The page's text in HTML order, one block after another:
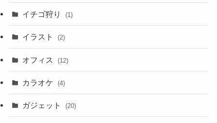
イチゴ狩り (1)
イラスト (2)
オフィス (12)
カラオケ (4)
ガジェット (20)